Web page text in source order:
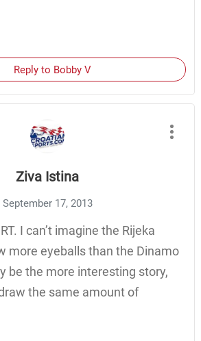
Reply to Bobby V
Ziva Istina
September 17, 2013
I can’t imagine the Rijeka
more eyeballs than the Dinamo
be the more interesting story,
the same amount of